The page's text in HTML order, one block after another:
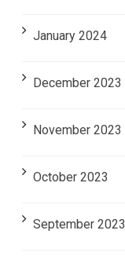
January 2024
December 2023
November 2023
October 2023
September 2023